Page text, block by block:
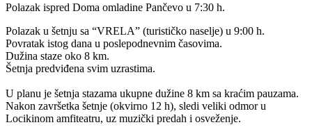
Polazak ispred Doma omladine Pančevo u 7:30 h.
Polazak u šetnju sa “VRELA” (turističko naselje) u 9:00 h.
Povratak istog dana u poslepodnevnim časovima.
Dužina staze oko 8 km.
Šetnja predviđena svim uzrastima.
U planu je šetnja stazama ukupne dužine 8 km sa kraćim pauzama.
Nakon završetka šetnje (okvirno 12 h), sledi veliki odmor u
Locikinom amfiteatru, uz muzički predah i osveženje.